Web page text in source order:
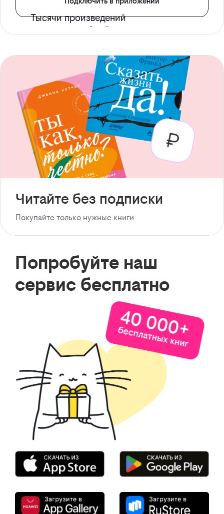
Тысячи произведений
с доступом офлайн
Читайте без подписки
Покупайте только нужные книги
Попробуйте наш
сервис бесплатно